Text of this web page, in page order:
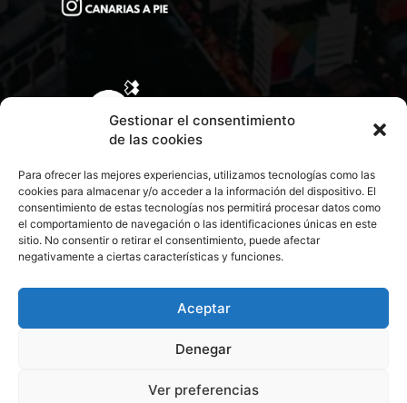
Gestionar el consentimiento
de las cookies
Para ofrecer las mejores experiencias, utilizamos tecnologías como las
cookies para almacenar y/o acceder a la información del dispositivo. El
consentimiento de estas tecnologías nos permitirá procesar datos como
el comportamiento de navegación o las identificaciones únicas en este
sitio. No consentir o retirar el consentimiento, puede afectar
negativamente a ciertas características y funciones.
Aceptar
Denegar
Ver preferencias
CONTACTA CON NOSOTROS